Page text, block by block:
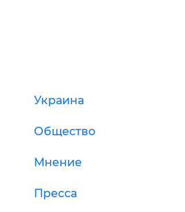
Украина
Общество
Мнение
Пресса